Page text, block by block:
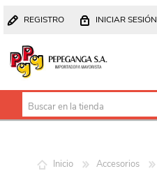
REGISTRO INICIAR SESIÓN
Inicio Accesorios